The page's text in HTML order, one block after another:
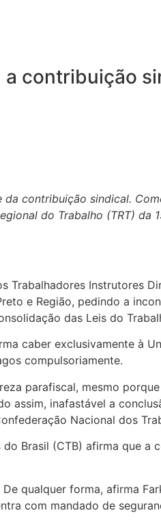
contribuição
contribuição sindical.
do Trabalho (TRT) da
Trabalhadores Instrutores
e Região, pedindo a
das Leis do
caber exclusivamente à
compulsoriamente.
parafiscal, mesmo
assim, inafastável a
Nacional dos
Brasil (CTB) afirma que a
qualquer forma, afirma
com mandado de